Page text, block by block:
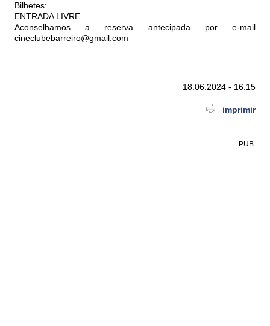
Bilhetes:
ENTRADA LIVRE
Aconselhamos a reserva antecipada por e-mail
cineclubebarreiro@gmail.com
18.06.2024 - 16:15
imprimir
PUB.